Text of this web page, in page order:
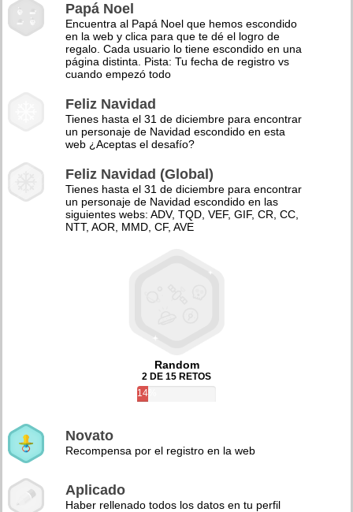
Papá Noel
Encuentra al Papá Noel que hemos escondido
en la web y clica para que te dé el logro de
regalo. Cada usuario lo tiene escondido en una
página distinta. Pista: Tu fecha de registro vs
cuando empezó todo
Feliz Navidad
Tienes hasta el 31 de diciembre para encontrar
un personaje de Navidad escondido en esta
web ¿Aceptas el desafío?
Feliz Navidad (Global)
Tienes hasta el 31 de diciembre para encontrar
un personaje de Navidad escondido en las
siguientes webs: ADV, TQD, VEF, GIF, CR, CC,
NTT, AOR, MMD, CF, AVE
Random
2 DE 15 RETOS
14%
Novato
Recompensa por el registro en la web
Aplicado
Haber rellenado todos los datos en tu perfil